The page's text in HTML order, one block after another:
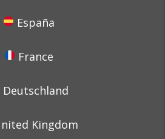
España
France
Deutschland
Kingdom